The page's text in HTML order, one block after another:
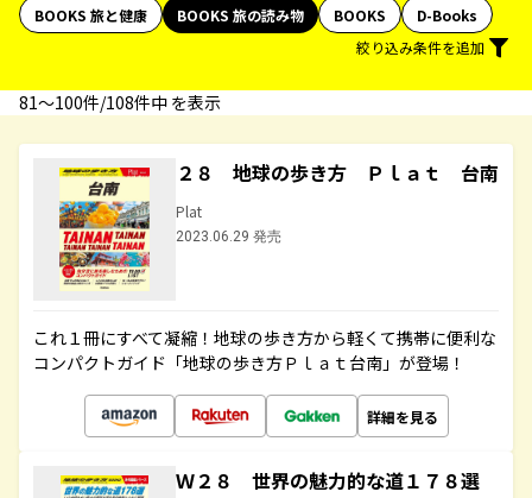
BOOKS 旅と健康
BOOKS 旅の読み物 BOOKS
D-Books
絞り込み条件を追加
81〜100件/108件中 を表示
２８ 地球の歩き方 Ｐｌａｔ 台南
Plat
2023.06.29 発売
これ１冊にすべて凝縮！地球の歩き方から軽くて携帯に便利な
コンパクトガイド「地球の歩き方Ｐｌａｔ台南」が登場！
詳細を見る
Ｗ２８ 世界の魅力的な道１７８選